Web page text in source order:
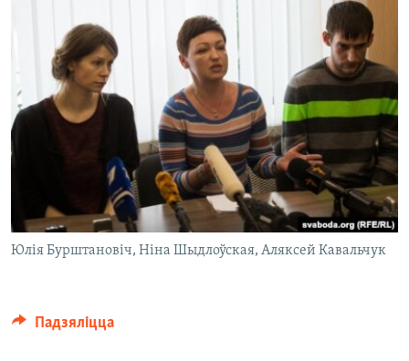
Юлія Бурштановіч, Ніна Шыдлоўская, Аляксей Кавальчук
Падзяліцца